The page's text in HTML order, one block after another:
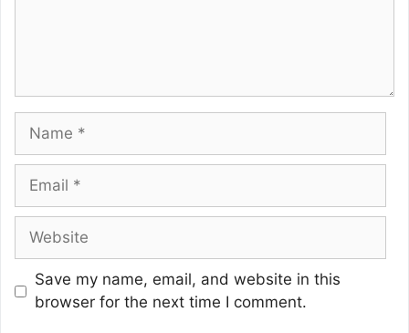
Name
Email
Website
Save my name, email, and website in this
browser for the next time I comment.